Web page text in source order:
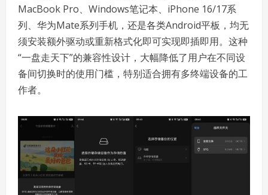
MacBook Pro、Windows笔记本、iPhone 16/17系
列、华为Mate系列手机，还是各类Android平板，均无
须安装额外驱动或重新格式化即可实现即插即用。这种
“一盘走天下”的兼容性设计，大幅降低了用户在不同设
备间切换时的使用门槛，特别适合拥有多终端设备的工
作者。